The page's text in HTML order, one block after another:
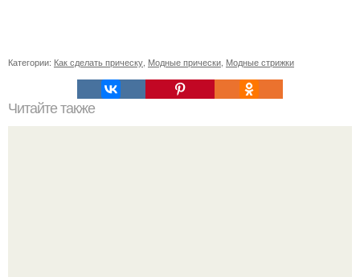
Категории: Как сделать прическу Модные прически Модные стрижки
Читайте также